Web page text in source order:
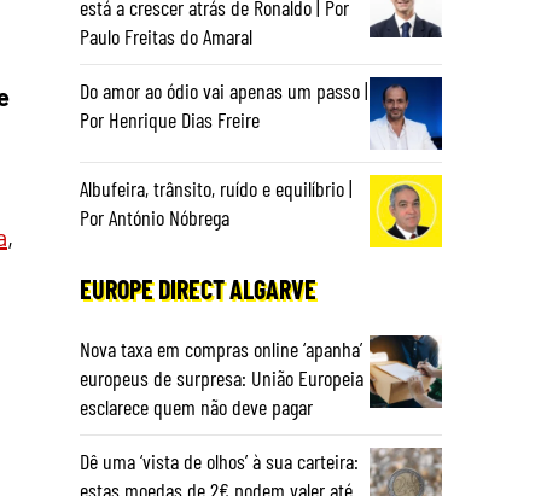
,
está a crescer atrás de Ronaldo | Por
Paulo Freitas do Amaral
Do amor ao ódio vai apenas um passo |
Por Henrique Dias Freire
Albufeira, trânsito, ruído e equilíbrio |
Por António Nóbrega
EUROPE DIRECT ALGARVE
Nova taxa em compras online ‘apanha’
europeus de surpresa: União Europeia
esclarece quem não deve pagar
Dê uma ‘vista de olhos’ à sua carteira:
estas moedas de 2€ podem valer até